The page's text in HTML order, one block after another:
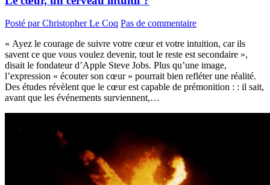
Posté par Christopher Le Coq Pas de commentaire
« Ayez le courage de suivre votre cœur et votre intuition, car ils
savent ce que vous voulez devenir, tout le reste est secondaire »,
disait le fondateur d’Apple Steve Jobs. Plus qu’une image,
l’expression « écouter son cœur » pourrait bien refléter une réalité.
Des études révèlent que le cœur est capable de prémonition : : il sait,
avant que les événements surviennent,…